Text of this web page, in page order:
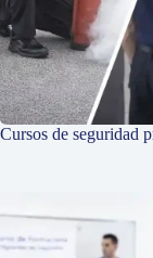
Cursos de seguridad